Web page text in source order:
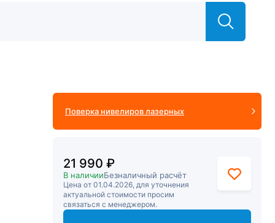
Поверка нивелиров лазерных
21 990 ₽
В наличииБезналичный расчёт
Цена от 01.04.2026, для уточнения
актуальной стоимости просим
связаться с менеджером.